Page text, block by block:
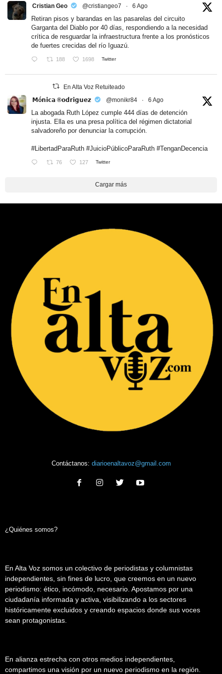
Cristian Geo
@cristiangeo7 · 6 Ago
Retiran pisos y barandas en las pasarelas del circuito
Garganta del Diablo por 40 días, respondiendo a la necesidad
crítica de resguardar la infraestructura frente a los pronósticos
de fuertes crecidas del río Iguazú.
188 1698 Twitter
En Alta Voz Retuiteado
𝗠ó𝗻𝗶𝗰𝗮 ®𝗼𝗱𝗿𝗶𝗴𝘂𝗲𝘇
@monikr84 · 6 Ago
La abogada Ruth López cumple 444 días de detención
injusta. Ella es una presa política del régimen dictatorial
salvadoreño por denunciar la corrupción.
#LibertadParaRuth #JuicioPúblicoParaRuth #TenganDecencia
76 127 Twitter
Cargar más
Contáctanos: diarioenaltavoz@gmail.com
¿Quiénes somos?
En Alta Voz somos un colectivo de periodistas y columnistas
independientes, sin fines de lucro, que creemos en un nuevo
periodismo: ético, incómodo, necesario. Apostamos por una
ciudadanía informada y activa, visibilizando a los sectores
históricamente excluidos y creando espacios donde sus voces
sean protagonistas.
En alianza estrecha con otros medios independientes,
compartimos una visión por un nuevo periodismo en la región.